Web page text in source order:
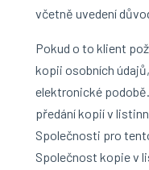
včetně uvedení
Pokud o to klient
kopii osobních
elektronické
předání kopií v
Společnosti pro
Společnost kopie v